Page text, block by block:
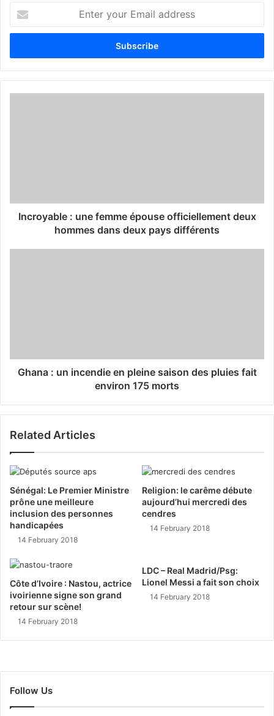
t
r
y
Incroyable : une femme épouse officiellement deux
hommes dans deux pays différents
Ghana : un incendie en pleine saison des pluies fait
environ 175 morts
Related Articles
Sénégal: Le Premier Ministre
prône une meilleure
inclusion des personnes
handicapées
14 February 2018
Religion: le carême débute
aujourd’hui mercredi des
cendres
14 February 2018
Côte d’Ivoire : Nastou, actrice
ivoirienne signe son grand
retour sur scène!
14 February 2018
LDC – Real Madrid/Psg:
Lionel Messi a fait son choix
14 February 2018
Follow Us